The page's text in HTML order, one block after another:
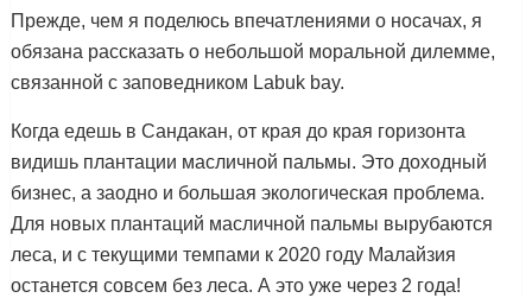
Прежде, чем я поделюсь впечатлениями о носачах, я
обязана рассказать о небольшой моральной дилемме,
связанной с заповедником Labuk bay.
Когда едешь в Сандакан, от края до края горизонта
видишь плантации масличной пальмы. Это доходный
бизнес, а заодно и большая экологическая проблема.
Для новых плантаций масличной пальмы вырубаются
леса, и с текущими темпами к 2020 году Малайзия
останется совсем без леса. А это уже через 2 года!